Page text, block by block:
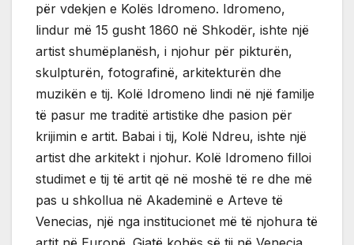
për vdekjen e Kolës Idromeno. Idromeno,
lindur më 15 gusht 1860 në Shkodër, ishte një
artist shumëplanësh, i njohur për pikturën,
skulpturën, fotografinë, arkitekturën dhe
muzikën e tij. Kolë Idromeno lindi në një familje
të pasur me traditë artistike dhe pasion për
krijimin e artit. Babai i tij, Kolë Ndreu, ishte një
artist dhe arkitekt i njohur. Kolë Idromeno filloi
studimet e tij të artit që në moshë të re dhe më
pas u shkollua në Akademinë e Arteve të
Venecias, një nga institucionet më të njohura të